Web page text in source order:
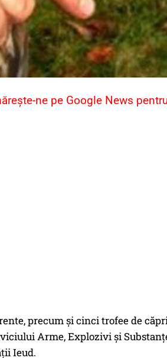
ne pe Google News
precum şi cinci trofee de
Arme, Explozivi şi
Ieud.